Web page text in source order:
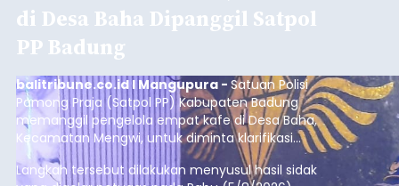
Kunjungan Kapal Pesiar di
Pelabuhan Celukan Bawang
Tumbuh 25 Persen
balitribune.coo.id I Singaraja -PT Pelabuhan
Indonesia (Persero) atau Pelindo Cabang
Celukan Bawang mencatat kinerja operasional
yang positif hingga Juli 2026. Peningkatan terlihat
dari arus kapal yang mencapai 1,48 juta Gross